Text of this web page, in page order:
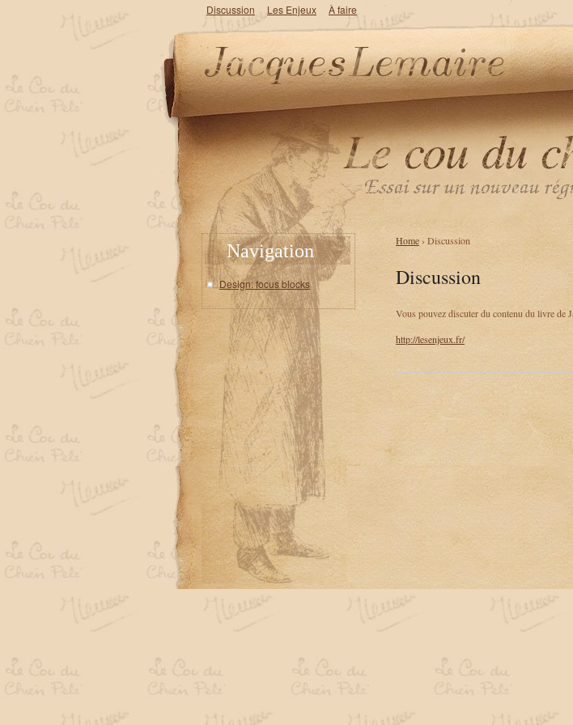
Discussion Les Enjeux À faire
Navigation
Design: focus blocks
Home› Discussion
Discussion
Vous pouvez discuter du contenu du livre de
http://lesenjeux.fr/